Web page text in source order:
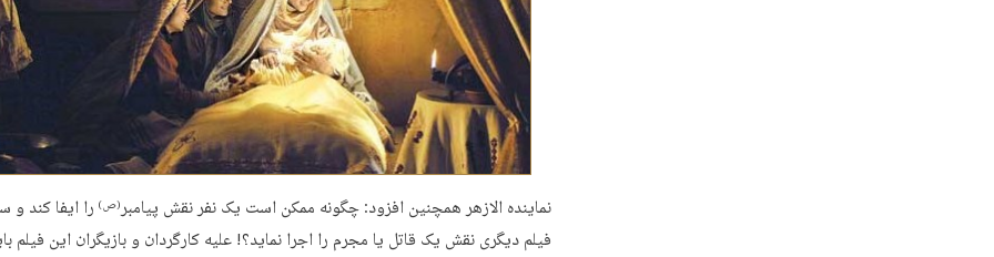
نماینده الازهر همچنین افزود: چگونه ممکن است یک نفر نقش پیامبر(ص)را ایفا کند
فیلم دیگری نقش یک قاتل یا مجرم را اجرا نماید؟! علیه کارگردان و بازیگران این فیلم